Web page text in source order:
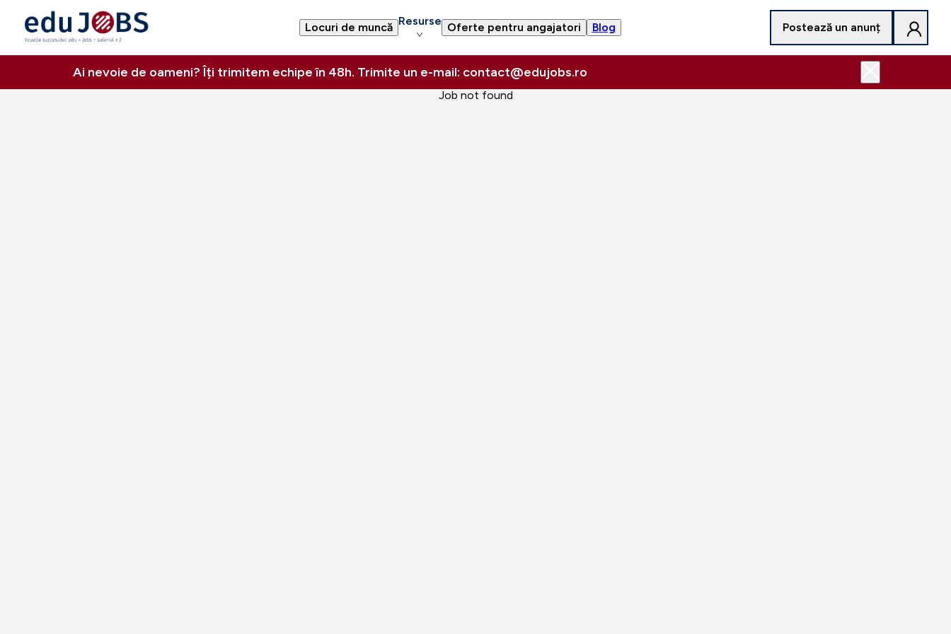
Locuri de muncă Resurse Oferte pentru angajatori Blog Postează un anunț
Ai nevoie de oameni? Îți trimitem echipe în 48h. Trimite un e-mail: contact@edujobs.ro
Job not found